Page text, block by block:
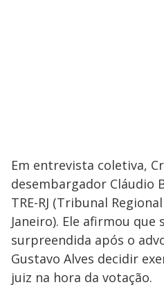
Em entrevista coletiva,
desembargador Cláudio
TRE-RJ (Tribunal
Janeiro). Ele afirmou que
surpreendida após o
Gustavo Alves decidir
juiz na hora da votação.